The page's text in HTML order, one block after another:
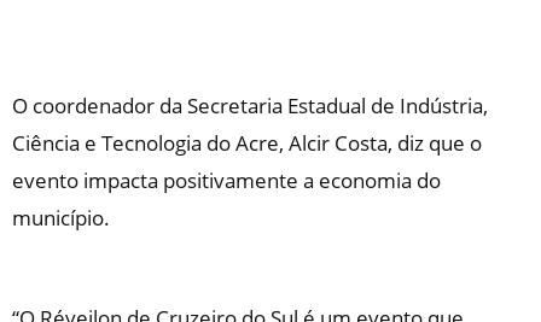
O coordenador da Secretaria Estadual de Indústria,
Ciência e Tecnologia do Acre, Alcir Costa, diz que o
evento impacta positivamente a economia do
município.